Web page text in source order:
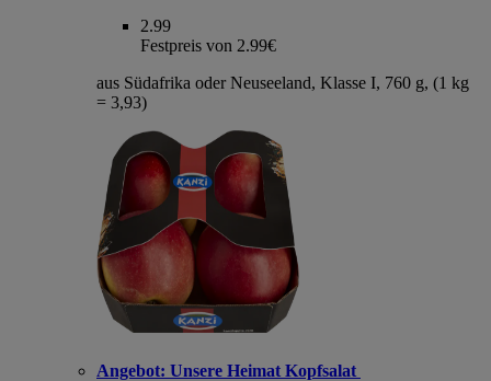
2.99
Festpreis von 2.99€
aus Südafrika oder Neuseeland, Klasse I, 760 g, (1 kg
= 3,93)
Angebot: Unsere Heimat Kopfsalat